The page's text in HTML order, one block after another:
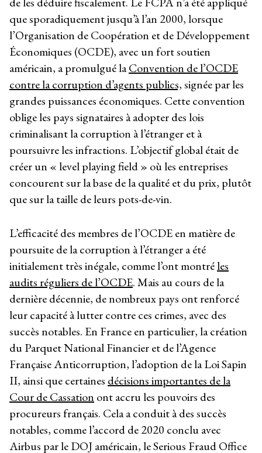
que sporadiquement jusqu’à l’an 2000, lorsque
l’Organisation de Coopération et de Développement
Économiques (OCDE), avec un fort soutien
américain, a promulgué laConvention de l’OCDE
contre la corruption d’agents publics,signée par les
grandes puissances économiques. Cette convention
oblige les pays signataires à adopter des lois
criminalisant la corruption à l’étranger et à
poursuivre les infractions. L’objectif global était de
créer un « level playing field » où les entreprises
concourent sur la base de la qualité et du prix, plutôt
que sur la taille de leurs pots-de-vin.
L’efficacité des membres de l’OCDE en matière de
poursuite de la corruption à l’étranger a été
initialement très inégale, comme l’ont montréles
audits réguliers de l’OCDE. Mais au cours de la
dernière décennie, de nombreux pays ont renforcé
leur capacité à lutter contre ces crimes, avec des
succès notables. En France en particulier, la création
du Parquet National Financier et de l’Agence
Française Anticorruption, l’adoption de la Loi Sapin
II, ainsi que certaines décisions importantes de la
Cour de Cassation ont accru les pouvoirs des
procureurs français. Cela a conduit à des succès
notables, comme l’accord de 2020 conclu avec
Airbus par le DOJ américain, le Serious Fraud Office